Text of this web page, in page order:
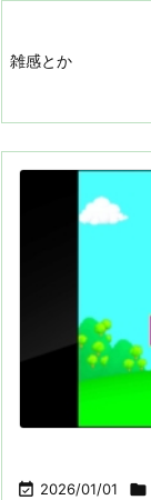
雑感とか
 2026/01/01 